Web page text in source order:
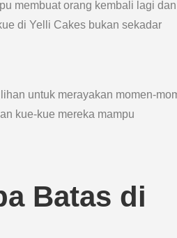
membuat orang kembali lagi dan
di Yelli Cakes bukan sekadar
untuk merayakan momen-
kue-kue mereka mampu
Batas di